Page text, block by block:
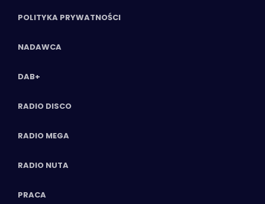
POLITYKA PRYWATNOŚCI
NADAWCA
DAB+
RADIO DISCO
RADIO MEGA
RADIO NUTA
PRACA